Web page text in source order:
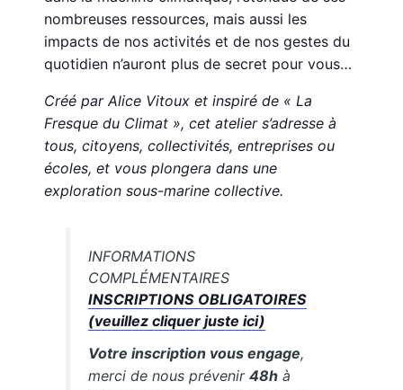
nombreuses ressources, mais aussi les
impacts de nos activités et de nos gestes du
quotidien n’auront plus de secret pour vous…
Créé par Alice Vitoux et inspiré de « La
Fresque du Climat », cet atelier s’adresse à
tous, citoyens, collectivités, entreprises ou
écoles, et vous plongera dans une
exploration sous-marine collective.
INFORMATIONS
COMPLÉMENTAIRES
INSCRIPTIONS OBLIGATOIRES
(veuillez cliquer juste ici)
Votre inscription vous engage,
merci de nous prévenir48h à